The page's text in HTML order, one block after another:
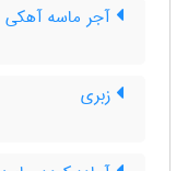
آجر ماسه آهکی
زبری